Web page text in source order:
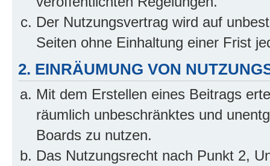
Der Nutzungsvertrag wird auf
Seiten ohne Einhaltung einer Frist
2. EINRÄUMUNG VON
Mit dem Erstellen eines Beitrags
räumlich unbeschränktes und
Boards zu nutzen.
Das Nutzungsrecht nach Punkt 2,